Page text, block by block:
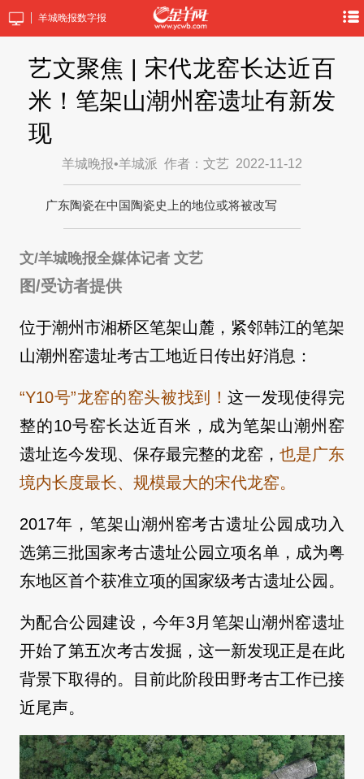
羊城晚报数字报
艺文聚焦 | 宋代龙窑长达近百
米！笔架山潮州窑遗址有新发
现
羊城晚报•羊城派 作者：文艺 2022-11-12
广东陶瓷在中国陶瓷史上的地位或将被改写
文/羊城晚报全媒体记者 文艺
图/受访者提供
位于潮州市湘桥区笔架山麓，紧邻韩江的笔架
山潮州窑遗址考古工地近日传出好消息：
“Y10号”龙窑的窑头被找到！这一发现使得完
整的10号窑长达近百米，成为笔架山潮州窑
遗址迄今发现、保存最完整的龙窑， 也是广东
境内长度最长、规模最大的宋代龙窑。
2017年，笔架山潮州窑考古遗址公园成功入
选第三批国家考古遗址公园立项名单，成为粤
东地区首个获准立项的国家级考古遗址公园。
为配合公园建设，今年3月笔架山潮州窑遗址
开始了第五次考古发掘，这一新发现正是在此
背景下取得的。目前此阶段田野考古工作已接
近尾声。